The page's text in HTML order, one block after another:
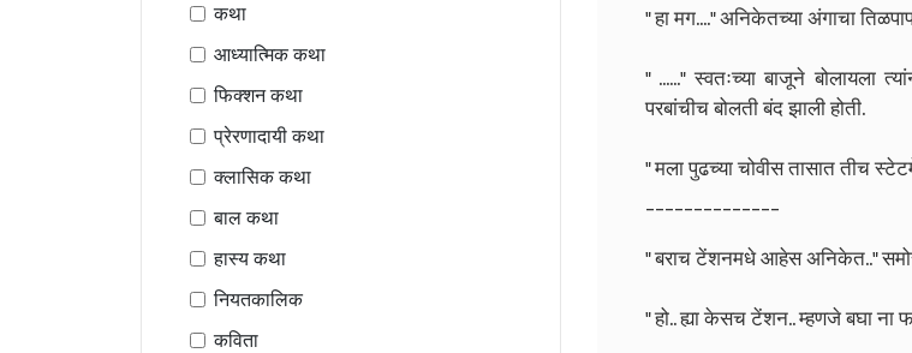
कथा
आध्यात्मिक कथा
फिक्शन कथा
प्रेरणादायी कथा
क्लासिक कथा
बाल कथा
हास्य कथा
नियतकालिक
कविता
" हा मग...." अनिकेतच्या अंगाचा
" ......" स्वतःच्या बाजूने बोलायला
परबांचीच बोलती बंद झाली होती.
" मला पुढच्या चोवीस तासात तीच
" बराच टेंशनमधे आहेस अनिकेत.."
" हो.. ह्या केसच टेंशन.. म्हणजे बघा ना